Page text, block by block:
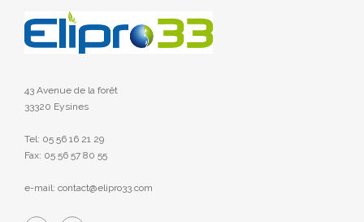
43 Avenue de la forêt
33320 Eysines
Tel: 05 56 16 21 29
Fax: 05 56 57 80 55
e-mail: contact@elipro33.com